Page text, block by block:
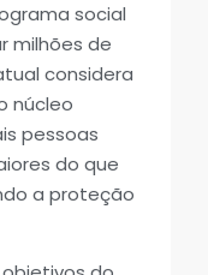
social
milhões de
considera
núcleo
pessoas
do que
a proteção